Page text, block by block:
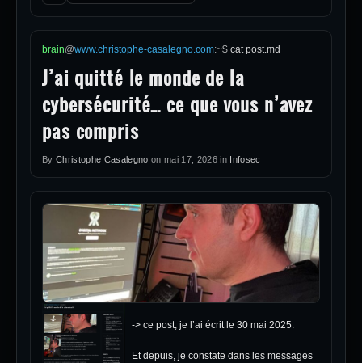
brain@www.christophe-casalegno.com:~$ cat post.md
J’ai quitté le monde de la
cybersécurité… ce que vous n’avez
pas compris
By Christophe Casalegno on mai 17, 2026in Infosec
-> ce post, je l’ai écrit le 30 mai 2025.
Et depuis, je constate dans les messages